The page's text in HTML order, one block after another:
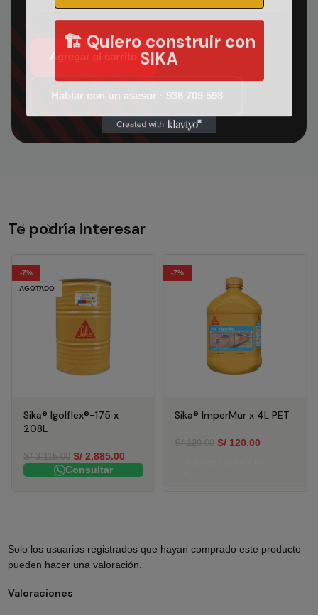
Agregar al carrito
Hablar con un asesor · 936 709 598
Te podría interesar
-7%
AGOTADO
Sika® Igolflex®-175 x
208L
S/3,115.00 S/2,885.00
Consultar
-7%
Sika® ImperMur x 4L PET
S/129.00 S/ 120.00
Valoraciones
Solo los usuarios registrados que hayan comprado este producto
pueden hacer una valoración.
🏗️ Quiero construir con
SIKA